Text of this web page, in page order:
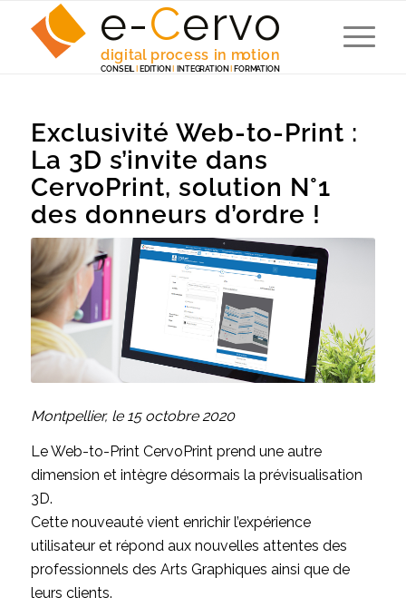
e-Cervo
digital process in motion
CONSEIL EDITION INTEGRATION FORMATION
Exclusivité Web-to-Print :
La 3D s’invite dans
CervoPrint, solution N°1
des donneurs d’ordre !
Montpellier, le 15 octobre 2020
​Le Web-to-Print CervoPrint prend une autre
dimension et intègre désormais la prévisualisation
3D.
Cette nouveauté vient enrichir l’expérience
utilisateur et répond aux nouvelles attentes des
professionnels des Arts Graphiques ainsi que de
leurs clients.